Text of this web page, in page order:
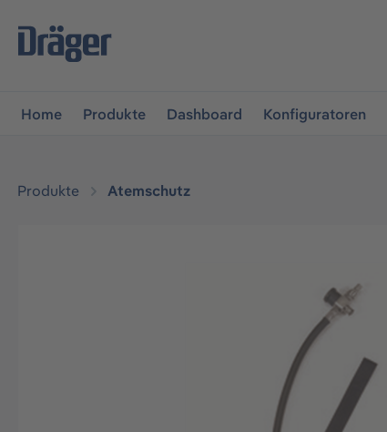
springen
Home Produkte Dashboard Konfiguratoren
Produkte Atemschutz